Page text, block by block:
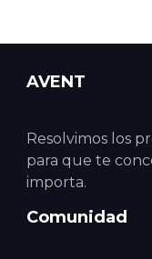
AVENT
Resolvimos los
para que te
importa.
Comunidad